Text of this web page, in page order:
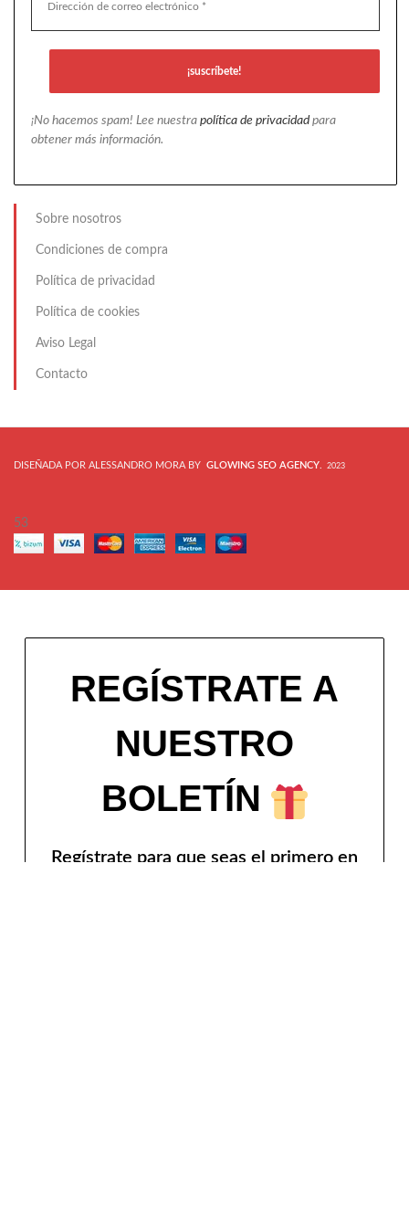
¡No hacemos spam! Lee nuestra política de privacidadpara
obtener más información.
Sobre nosotros
Condiciones de compra
Política de privacidad
Política de cookies
Aviso Legal
Contacto
DISEÑADA POR ALESSANDRO MORA BY GLOWING SEO AGENCY 2023
53
REGÍSTRATE A
NUESTRO
BOLETÍN
Regístrate para que seas el primero en